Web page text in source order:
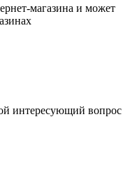
магазина и может
интересующий вопрос